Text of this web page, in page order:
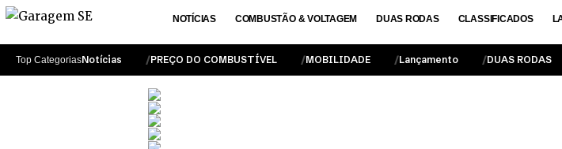
NOTÍCIAS COMBUSTÃO & VOLTAGEM DUAS RODAS CLASSIFICADOS
Top CategoriasNotícias PREÇO DO COMBUSTÍVEL MOBILIDADE Lançamento DUAS RODAS